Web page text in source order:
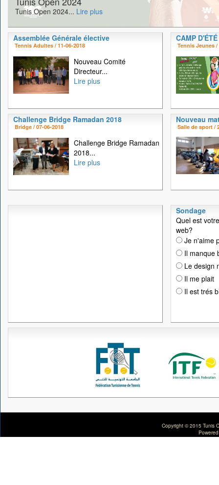
Tunis Open 2024... Lire plus
Assemblée Générale élective
Tennis Adultes / 11-06-2018
Nouveau Comité
Directeur...
Lire plus
CAMP
Tennis Jeunes /
Challenge Bridge Ramadan 2018
Bridge / 07-06-2018
Challenge Bridge Ramadan
2018...
Lire plus
Nouveau
Salle de sport /
Sondage
Quel est
web?
Je n'aime
Il manque
Le design
Il me plait
Il est trés
Copyright © 2015 Tunis